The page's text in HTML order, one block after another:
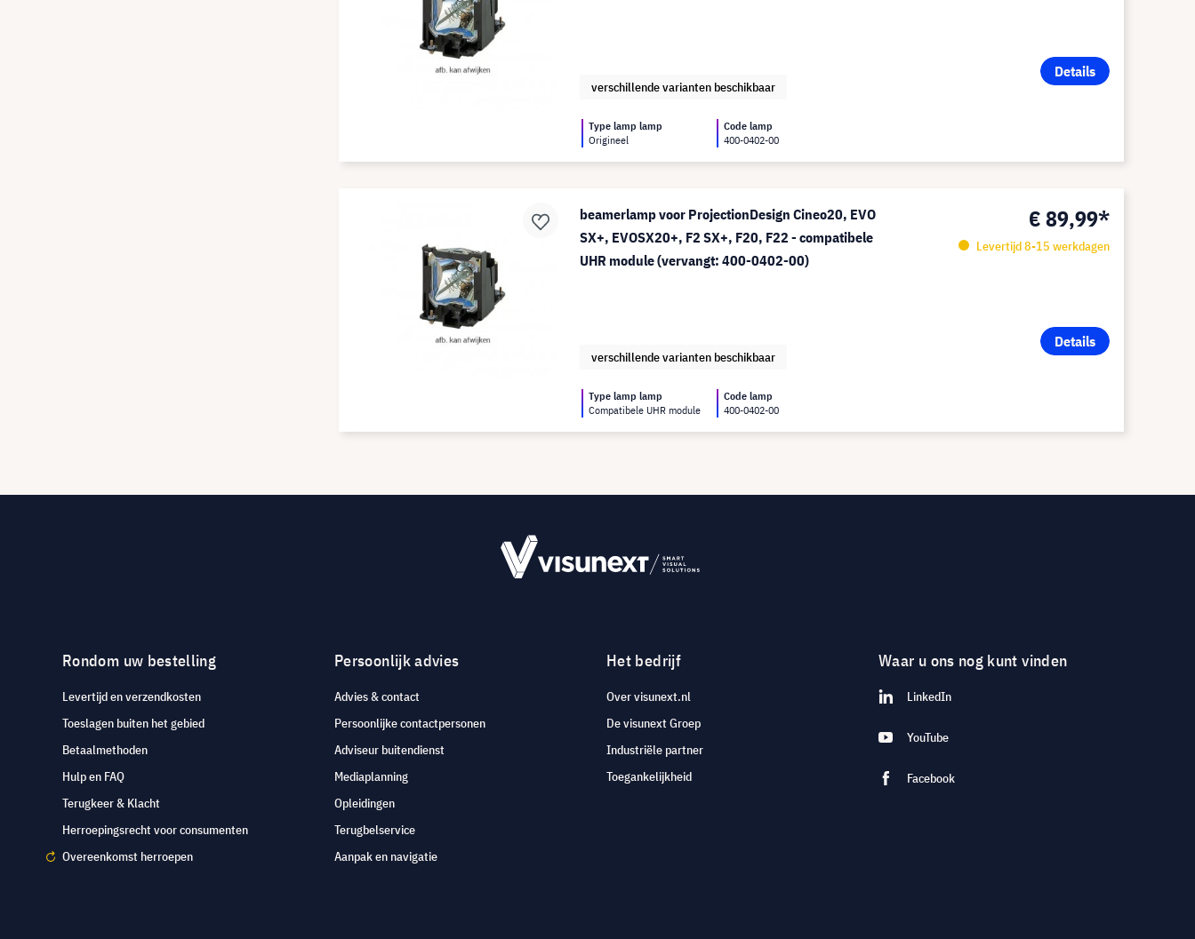
Details
verschillende varianten beschikbaar
Type lamp lamp
Origineel
Code lamp
400-0402-00
beamerlamp voor ProjectionDesign Cineo20, EVO
SX+, EVOSX20+, F2 SX+, F20, F22 - compatibele
UHR module (vervangt: 400-0402-00)
€ 89,99*
Levertijd 8-15 werkdagen
Details
verschillende varianten beschikbaar
Type lamp lamp
Compatibele UHR module
Code lamp
400-0402-00
Rondom uw bestelling
Levertijd en verzendkosten
Toeslagen buiten het gebied
Betaalmethoden
Hulp en FAQ
Terugkeer & Klacht
Herroepingsrecht voor consumenten
Overeenkomst herroepen
Persoonlijk advies
Advies & contact
Persoonlijke contactpersonen
Adviseur buitendienst
Mediaplanning
Opleidingen
Terugbelservice
Aanpak en navigatie
Het bedrijf
Over visunext.nl
De visunext Groep
Industriële partner
Toegankelijkheid
Waar u ons nog kunt vinden
LinkedIn
YouTube
Facebook